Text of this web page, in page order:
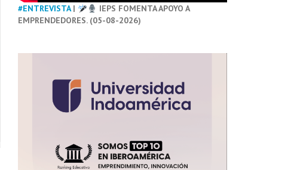
#ENTREVISTA|
IEPS FOMENTA APOYO A
EMPRENDEDORES. (05-08-2026)